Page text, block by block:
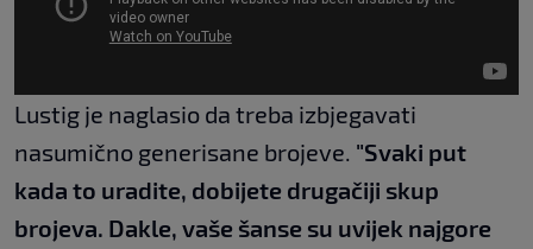
Lustig je naglasio da treba izbjegavati
nasumično generisane brojeve. "Svaki put
kada to uradite, dobijete drugačiji skup
brojeva. Dakle, vaše šanse su uvijek najgore